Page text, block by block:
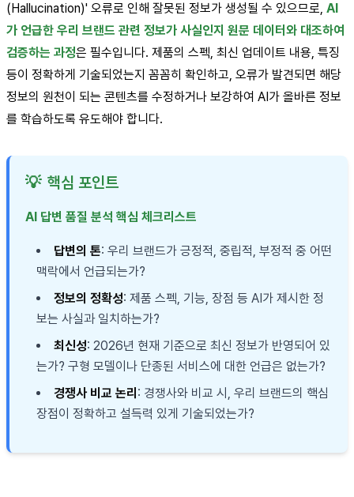
(Hallucination)' 오류로 인해 잘못된 정보가 생성될 수 있으므로, AI
가 언급한 우리 브랜드 관련 정보가 사실인지 원문 데이터와 대조하여
검증하는 과정은 필수입니다. 제품의 스펙, 최신 업데이트 내용, 특징
등이 정확하게 기술되었는지 꼼꼼히 확인하고, 오류가 발견되면 해당
정보의 원천이 되는 콘텐츠를 수정하거나 보강하여 AI가 올바른 정보
를 학습하도록 유도해야 합니다.
💡 핵심 포인트
AI 답변 품질 분석 핵심 체크리스트
답변의 톤: 우리 브랜드가 긍정적, 중립적, 부정적 중 어떤
맥락에서 언급되는가?
정보의 정확성: 제품 스펙, 기능, 장점 등 AI가 제시한 정
보는 사실과 일치하는가?
최신성: 2026년 현재 기준으로 최신 정보가 반영되어 있
는가? 구형 모델이나 단종된 서비스에 대한 언급은 없는가?
경쟁사 비교 논리 : 경쟁사와 비교 시, 우리 브랜드의 핵심
장점이 정확하고 설득력 있게 기술되었는가?